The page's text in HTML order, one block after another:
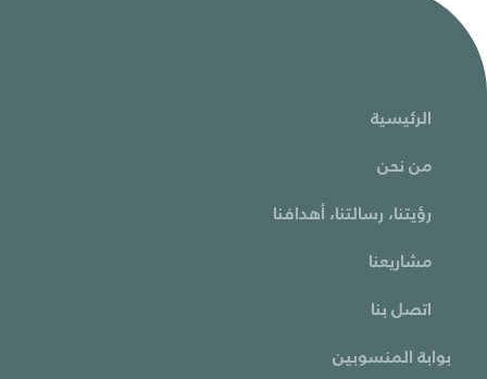
الرئيسية
من نحن
رؤيتنا، رسالتنا، أهدافنا
مشاريعنا
اتصل بنا
بوابة المنسوبين